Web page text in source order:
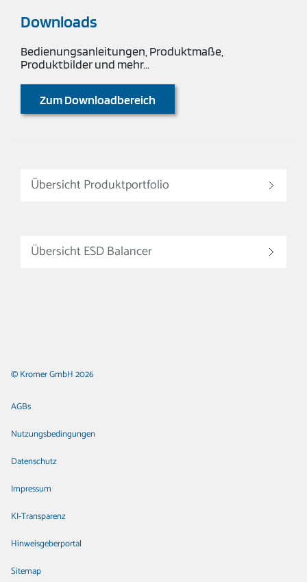
Downloads
Bedienungsanleitungen, Produktmaße,
Produktbilder und mehr...
Zum Downloadbereich
Übersicht Produktportfolio
Übersicht ESD Balancer
© Kromer GmbH 2026
AGBs
Nutzungsbedingungen
Datenschutz
Impressum
KI-Transparenz
Hinweisgeberportal
Sitemap